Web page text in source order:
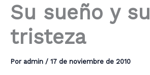
Su sueño y su
tristeza
Por admin / 17 de noviembre de 2010